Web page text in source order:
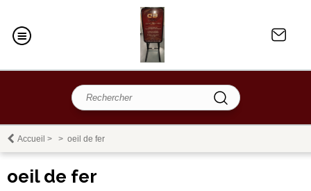
Accueil > > oeil de fer
oeil de fer